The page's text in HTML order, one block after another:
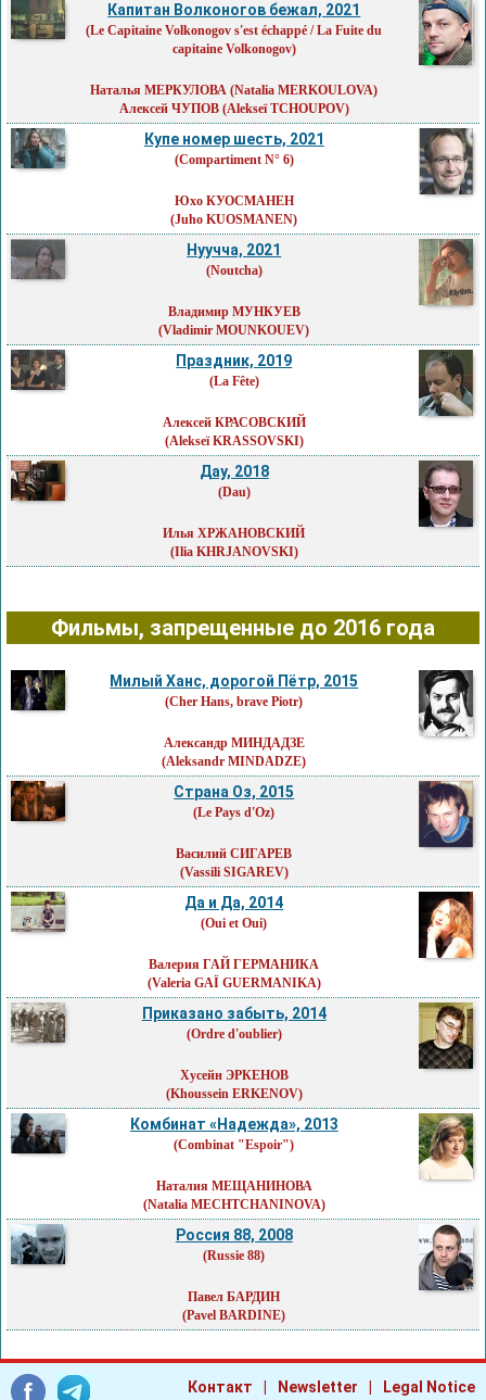
Капитан Волконогов бежал, 2021
(Le Capitaine Volkonogov s'est échappé / La Fuite du
capitaine Volkonogov)
Наталья МЕРКУЛОВА (Natalia MERKOULOVA)
Алексей ЧУПОВ(Alekseï TCHOUPOV)
Купе номер шесть, 2021
(Compartiment N° 6)
Юхо КУОСМАНЕН
(Juho KUOSMANEN)
Нуучча, 2021
(Noutcha)
Владимир МУНКУЕВ
(Vladimir MOUNKOUEV)
Праздник, 2019
(La Fête)
Алексей КРАСОВСКИЙ
(Alekseï KRASSOVSKI)
Дау, 2018
(Dau)
Илья ХРЖАНОВСКИЙ
(Ilia KHRJANOVSKI)
Фильмы, запрещенные до 2016 года
Милый Ханс, дорогой Пётр, 2015
(Cher Hans, brave Piotr)
Александр МИНДАДЗЕ
(Aleksandr MINDADZE)
Страна Оз, 2015
(Le Pays d'Oz)
Василий СИГАРЕВ
(Vassili SIGAREV)
Да и Да, 2014
(Oui et Oui)
Валерия ГАЙ ГЕРМАНИКА
(Valeria GAÏ GUERMANIKA)
Приказано забыть, 2014
(Ordre d'oublier)
Хусейн ЭРКЕНОВ
(Khoussein ERKENOV)
Комбинат «Надежда», 2013
(Combinat "Espoir")
Наталия МЕЩАНИНОВА
(Natalia MECHTCHANINOVA)
Россия 88, 2008
(Russie 88)
Павел БАРДИН
(Pavel BARDINE)
Контакт Newsletter Legal Notice